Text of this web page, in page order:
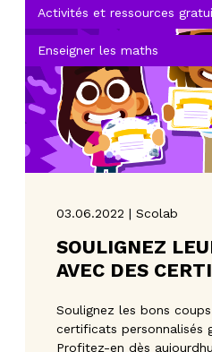
Activités et ressources
Enseigner les maths
03.06.2022 | Scolab
SOULIGNEZ
AVEC DES
Soulignez les bons
certificats personnalisés
Profitez-en dès